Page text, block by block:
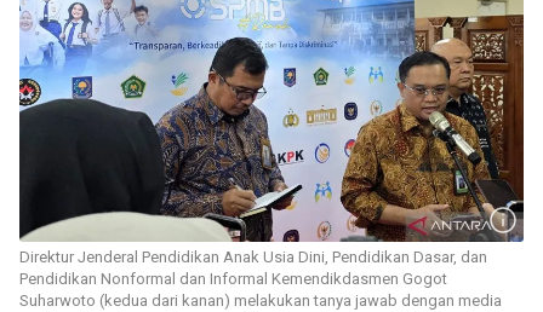
Direktur Jenderal Pendidikan Anak Usia Dini, Pendidikan Dasar, dan
Pendidikan Nonformal dan Informal Kemendikdasmen Gogot
Suharwoto (kedua dari kanan) melakukan tanya jawab dengan media